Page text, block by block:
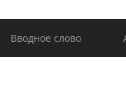
Вводное слово